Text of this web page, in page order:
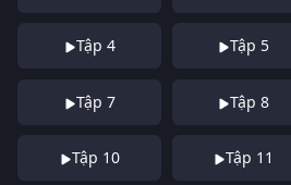
Tập 4 Tập 5
Tập 7 Tập 8
Tập 10 Tập 11